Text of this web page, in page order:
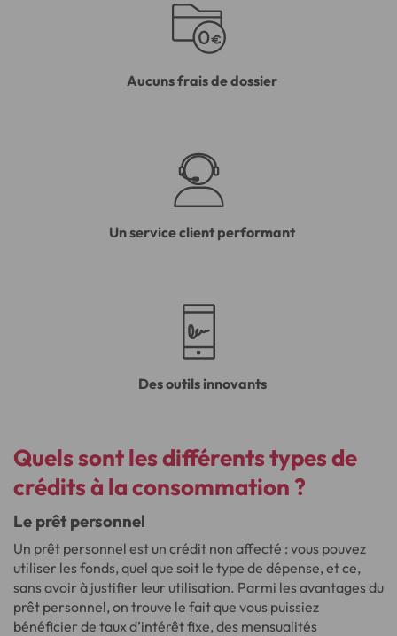
Aucuns frais de dossier
Un service client performant
Des outils innovants
Quels sont les différents types de
crédits à la consommation ?
Le prêt personnel
Un prêt personnel est un crédit non affecté : vous pouvez
utiliser les fonds, quel que soit le type de dépense, et ce,
sans avoir à justifier leur utilisation. Parmi les avantages du
prêt personnel, on trouve le fait que vous puissiez
bénéficier de taux d’intérêt fixe, des mensualités